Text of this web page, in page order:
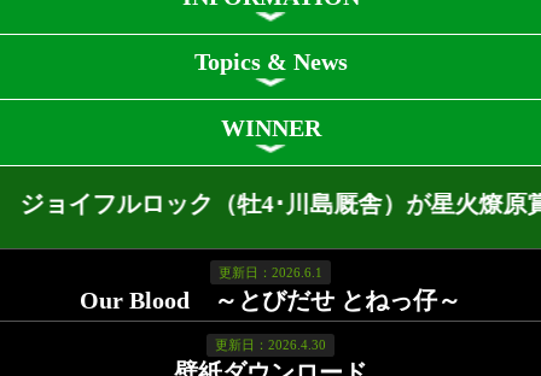
Our Blood ～とびだせ とねっ仔～
壁紙ダウンロード
クラブ紹介 入会案内 所属馬情報 お問合せ
アプリケーションプライバシーポリシー
PCサイト Copyright © CARROTCLUB